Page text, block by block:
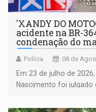
'XANDY DO
acidente na BR-
condenação do
Polícia 08 de
Em 23 de julho de
Nascimento foi julgado